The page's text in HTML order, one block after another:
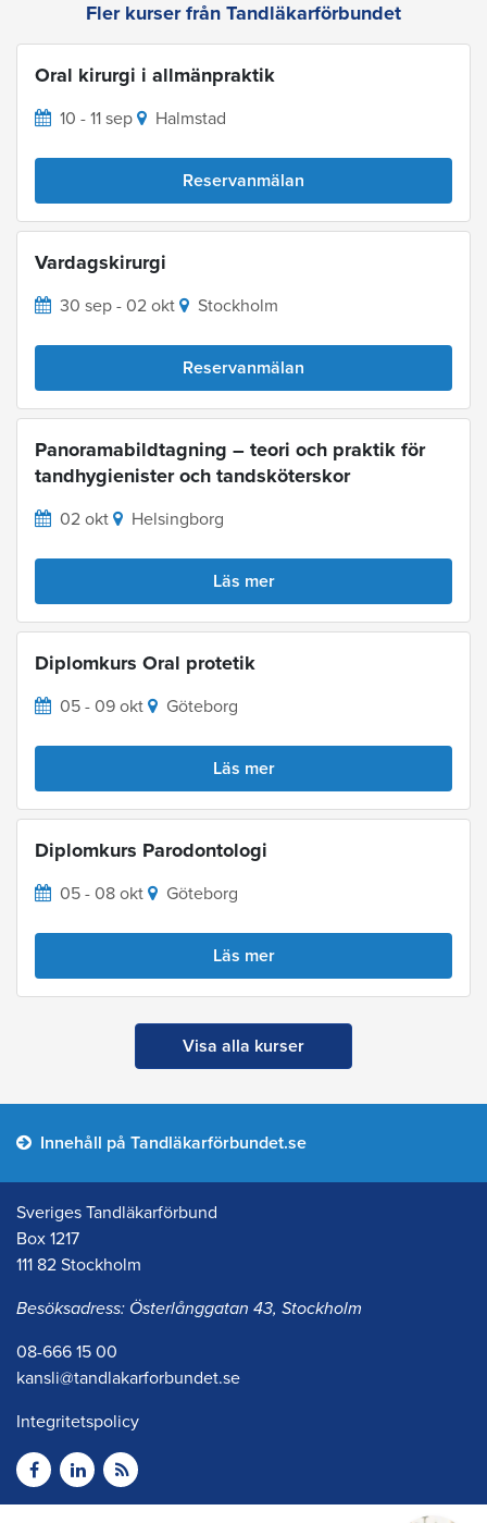
Fler kurser från Tandläkarförbundet
Oral kirurgi i allmänpraktik
10 - 11 sep Halmstad
Reservanmälan
Vardagskirurgi
30 sep - 02 okt Stockholm
Reservanmälan
Panoramabildtagning – teori och praktik för
tandhygienister och tandsköterskor
02 okt Helsingborg
Läs mer
Diplomkurs Oral protetik
05 - 09 okt Göteborg
Läs mer
Diplomkurs Parodontologi
05 - 08 okt Göteborg
Läs mer
Visa alla kurser
Innehåll på Tandläkarförbundet.se
Sveriges Tandläkarförbund
Box 1217
111 82 Stockholm
Besöksadress: Österlånggatan 43, Stockholm
08-666 15 00
kansli@tandlakarforbundet.se
Integritetspolicy